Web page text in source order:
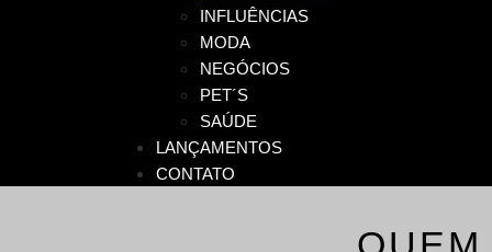
INFLUÊNCIAS
MODA
NEGÓCIOS
PET´S
SAÚDE
LANÇAMENTOS
CONTATO